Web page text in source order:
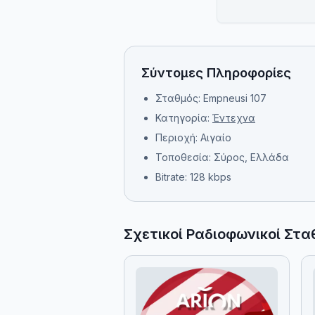
Σύντομες Πληροφορίες
Σταθμός: Empneusi 107
Κατηγορία: Έντεχνα
Περιοχή: Αιγαίο
Τοποθεσία: Σύρος, Ελλάδα
Bitrate: 128 kbps
Σχετικοί Ραδιοφωνικοί